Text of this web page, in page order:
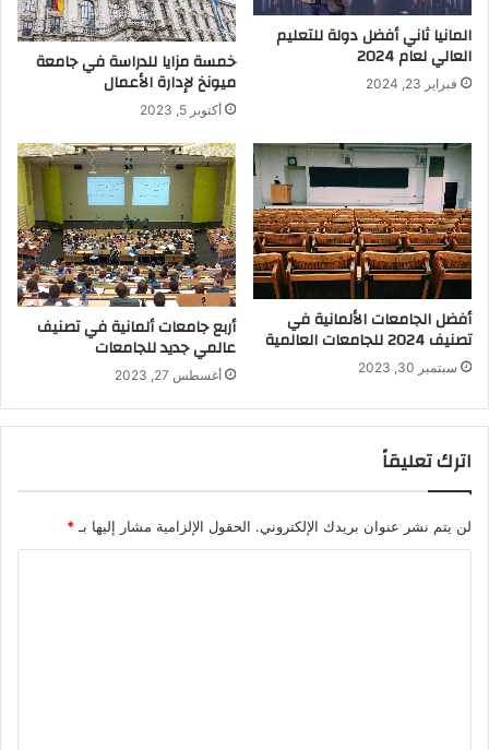
المانيا ثاني أفضل دولة للتعليم
العالي لعام 2024
فبراير 23, 2024
خمسة مزايا للدراسة في جامعة
ميونخ لإدارة الأعمال
أكتوبر 5, 2023
أفضل الجامعات الألمانية في
تصنيف 2024 للجامعات العالمية
سبتمبر 30, 2023
أربع جامعات ألمانية في تصنيف
عالمي جديد للجامعات
أغسطس 27, 2023
اترك تعليقاً
لن يتم نشر عنوان بريدك الإلكتروني. الحقول الإلزامية مشار إليها بـ *